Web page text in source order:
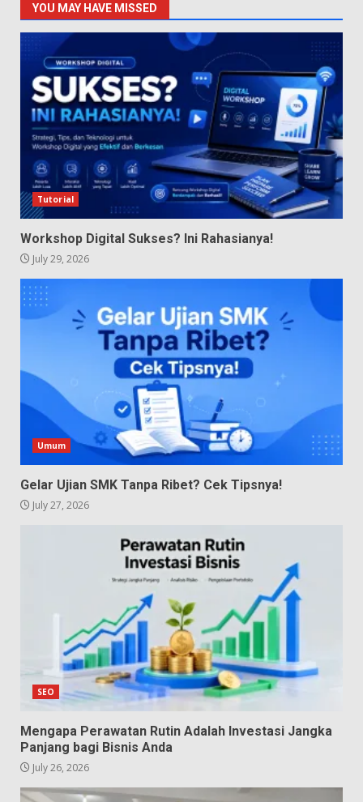
YOU MAY HAVE MISSED
Tutorial
Workshop Digital Sukses? Ini Rahasianya!
July 29, 2026
Umum
Gelar Ujian SMK Tanpa Ribet? Cek Tipsnya!
July 27, 2026
SEO
Mengapa Perawatan Rutin Adalah Investasi Jangka
Panjang bagi Bisnis Anda
July 26, 2026